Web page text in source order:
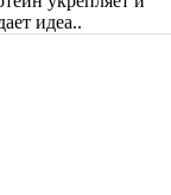
идеа..